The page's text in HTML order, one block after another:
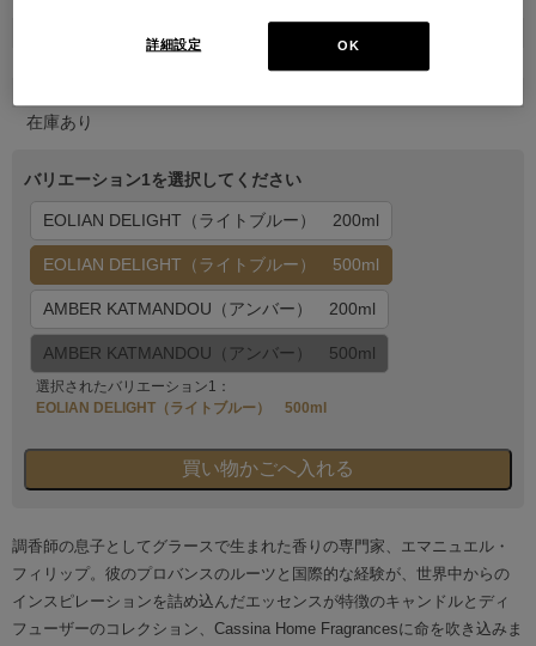
在庫あり
バリエーション1を選択してください
EOLIAN DELIGHT（ライトブルー） 200ml
EOLIAN DELIGHT（ライトブルー） 500ml
AMBER KATMANDOU（アンバー） 200ml
AMBER KATMANDOU（アンバー） 500ml
選択されたバリエーション1：
EOLIAN DELIGHT（ライトブルー） 500ml
調香師の息子としてグラースで生まれた香りの専門家、エマニュエル・
フィリップ。彼のプロバンスのルーツと国際的な経験が、世界中からの
インスピレーションを詰め込んだエッセンスが特徴のキャンドルとディ
フューザーのコレクション、Cassina Home Fragrancesに命を吹き込みま
OK
詳細設定